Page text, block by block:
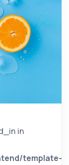
in
template-